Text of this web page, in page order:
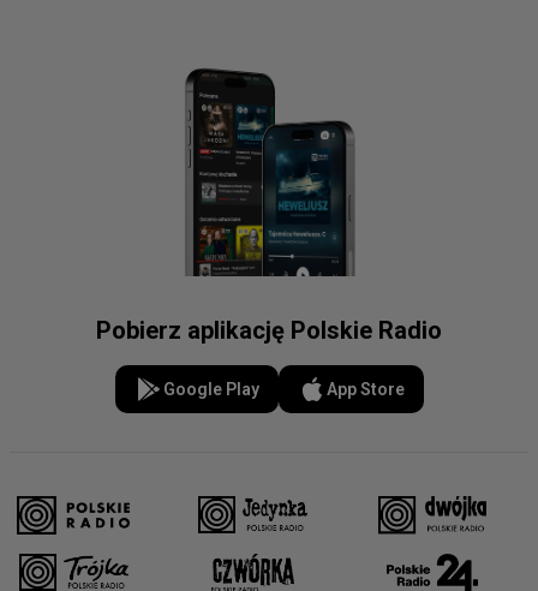
Pobierz aplikację Polskie Radio
Google Play App Store